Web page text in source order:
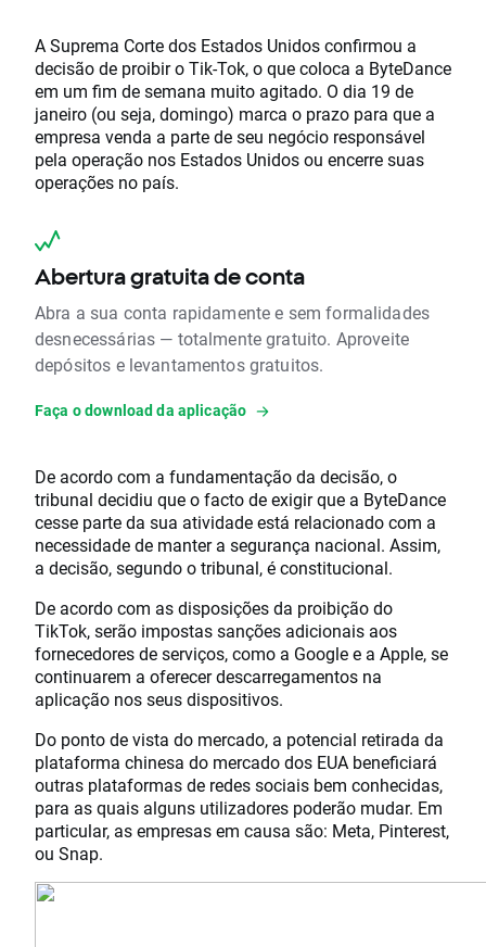
A Suprema Corte dos Estados Unidos confirmou a
decisão de proibir o Tik-Tok, o que coloca a ByteDance
em um fim de semana muito agitado. O dia 19 de
janeiro (ou seja, domingo) marca o prazo para que a
empresa venda a parte de seu negócio responsável
pela operação nos Estados Unidos ou encerre suas
operações no país.
Abertura gratuita de conta
Abra a sua conta rapidamente e sem formalidades
desnecessárias — totalmente gratuito. Aproveite
depósitos e levantamentos gratuitos.
Faça o download da aplicação
De acordo com a fundamentação da decisão, o
tribunal decidiu que o facto de exigir que a ByteDance
cesse parte da sua atividade está relacionado com a
necessidade de manter a segurança nacional. Assim,
a decisão, segundo o tribunal, é constitucional.
De acordo com as disposições da proibição do
TikTok, serão impostas sanções adicionais aos
fornecedores de serviços, como a Google e a Apple, se
continuarem a oferecer descarregamentos na
aplicação nos seus dispositivos.
Do ponto de vista do mercado, a potencial retirada da
plataforma chinesa do mercado dos EUA beneficiará
outras plataformas de redes sociais bem conhecidas,
para as quais alguns utilizadores poderão mudar. Em
particular, as empresas em causa são: Meta, Pinterest,
ou Snap.